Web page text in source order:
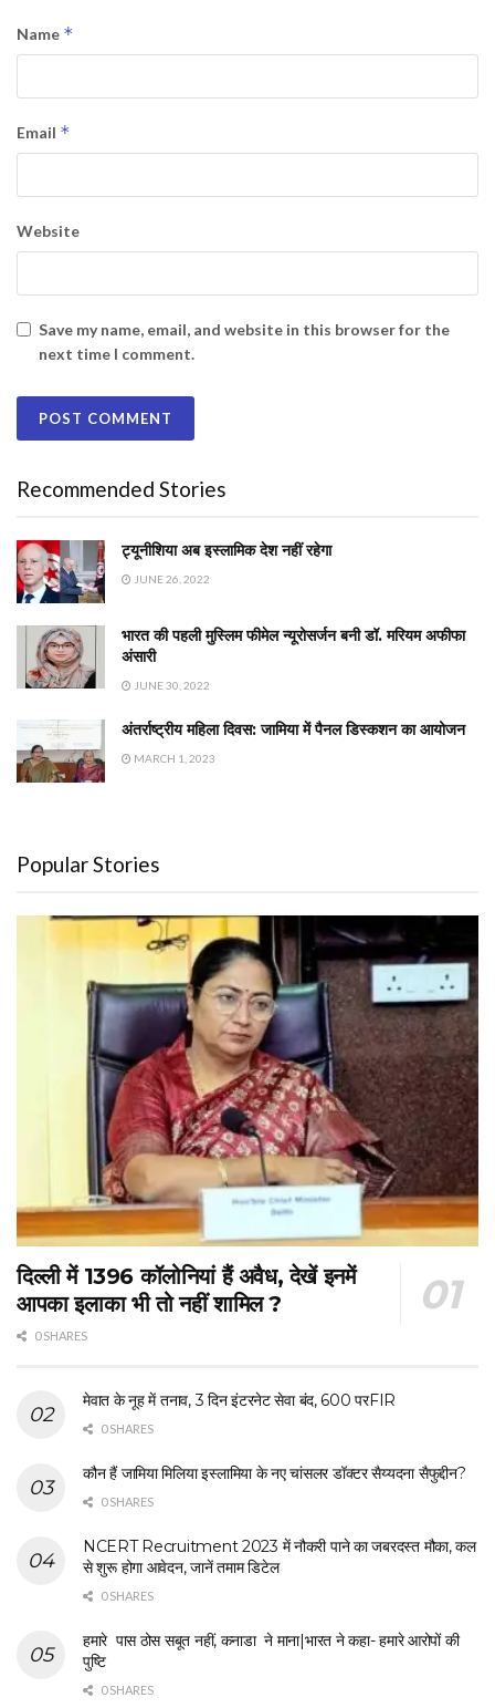
Name *
Email *
Website
Save my name, email, and website in this browser for the
next time I comment.
Recommended Stories
ट्यूनीशिया अब इस्लामिक देश नहीं रहेगा
JUNE 26, 2022
भारत की पहली मुस्लिम फीमेल न्यूरोसर्जन बनी डॉ. मरियम अफीफा
अंसारी
JUNE 30, 2022
अंतर्राष्ट्रीय महिला दिवस: जामिया में पैनल डिस्कशन का आयोजन
MARCH 1, 2023
Popular Stories
दिल्ली में 1396 कॉलोनियां हैं अवैध, देखें इनमें
आपका इलाका भी तो नहीं शामिल ?
0 SHARES
मेवात के नूह में तनाव, 3 दिन इंटरनेट सेवा बंद, 600 परFIR
0 SHARES
कौन हैं जामिया मिलिया इस्लामिया के नए चांसलर डॉक्टर सैय्यदना सैफुद्दीन?
0 SHARES
NCERT Recruitment 2023 में नौकरी पाने का जबरदस्त मौका, कल
से शुरू होगा आवेदन, जानें तमाम डिटेल
0 SHARES
हमारे पास ठोस सबूत नहीं, कनाडा ने माना|भारत ने कहा- हमारे आरोपों की
पुष्टि
0 SHARES